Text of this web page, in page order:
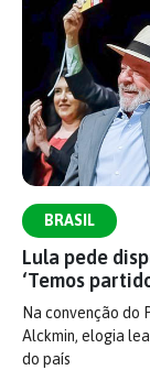
BRASIL
Lula pede
‘Temos
Na convenção do
Alckmin, elogia
do país